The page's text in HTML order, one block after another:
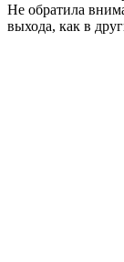
Не обратила
выхода, как в